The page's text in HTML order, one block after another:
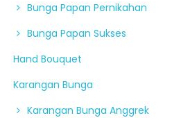
Bunga Papan Pernikahan
Bunga Papan Sukses
Hand Bouquet
Karangan Bunga
Karangan Bunga Anggrek